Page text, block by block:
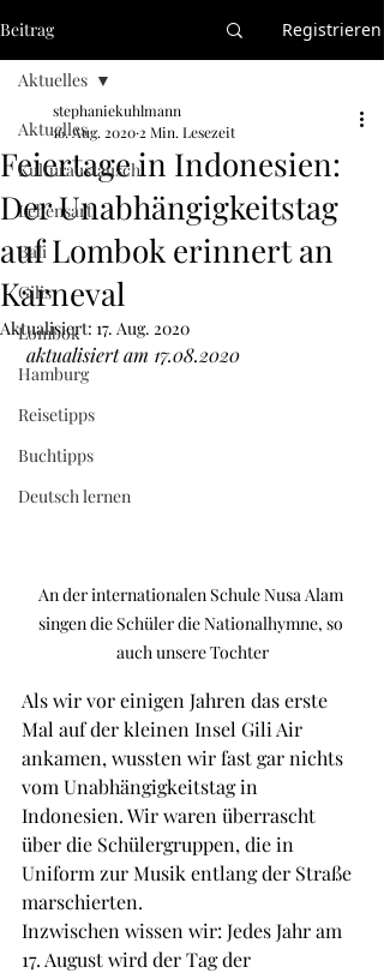
Beitrag Registrieren
Aktuelles
Kulturaustausch
Lebensart
Bali
Gilis
Lombok
Hamburg
Reisetipps
Buchtipps
Deutsch lernen
Aktuelles
Feiertage in Indonesien:
Der Unabhängigkeitstag
auf Lombok erinnert an
Karneval
stephaniekuhlmann
16. Aug. 2020 2 Min. Lesezeit
Aktualisiert: 17. Aug. 2020
aktualisiert am 17.08.2020
An der internationalen Schule Nusa Alam
singen die Schüler die Nationalhymne, so
auch unsere Tochter
Als wir vor einigen Jahren das erste
Mal auf der kleinen Insel Gili Air
ankamen, wussten wir fast gar nichts
vom Unabhängigkeitstag in
Indonesien. Wir waren überrascht
über die Schülergruppen, die in
Uniform zur Musik entlang der Straße
marschierten.
Inzwischen wissen wir: Jedes Jahr am
17. August wird der Tag der